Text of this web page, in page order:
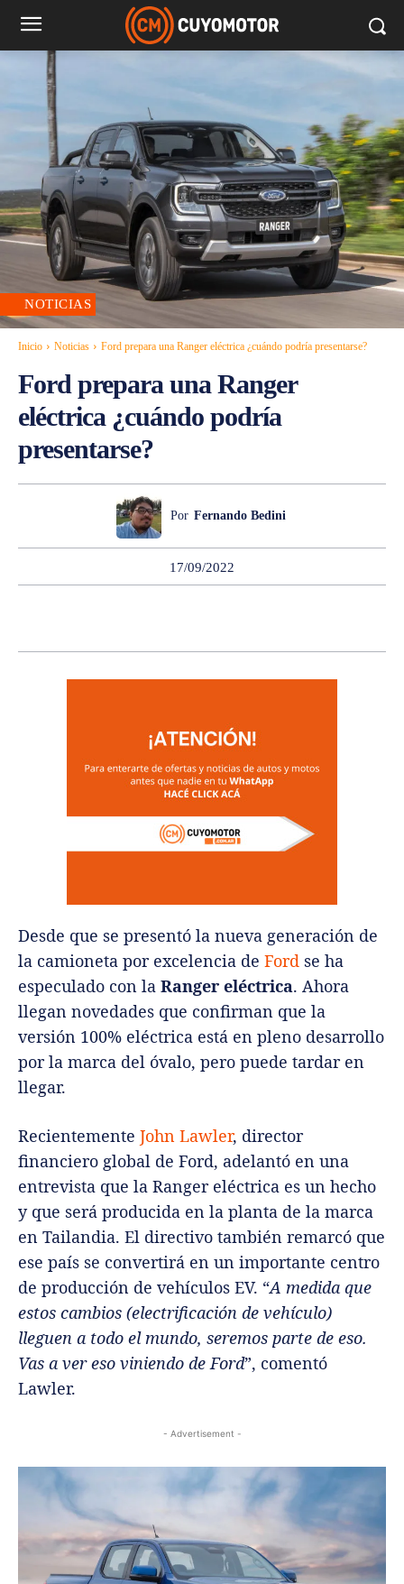
NOTICIAS
Inicio Noticias Ford prepara una Ranger eléctrica ¿cuándo podría presentarse?
Ford prepara una Ranger
eléctrica ¿cuándo podría
presentarse?
Por Fernando Bedini
17/09/2022
Desde que se presentó la nueva generación de
la camioneta por excelencia de Ford se ha
especulado con la Ranger eléctrica. Ahora
llegan novedades que confirman que la
versión 100% eléctrica está en pleno desarrollo
por la marca del óvalo, pero puede tardar en
llegar.
Recientemente John Lawler, director
financiero global de Ford, adelantó en una
entrevista que la Ranger eléctrica es un hecho
y que será producida en la planta de la marca
en Tailandia. El directivo también remarcó que
ese país se convertirá en un importante centro
de producción de vehículos EV. “A medida que
estos cambios (electrificación de vehículo)
lleguen a todo el mundo, seremos parte de eso.
Vas a ver eso viniendo de Ford”, comentó
Lawler.
- Advertisement -